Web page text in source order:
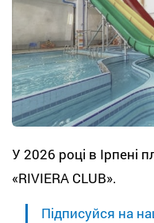
У 2026 році в Ірпені
«RIVIERA CLUB».
Підписуйся на